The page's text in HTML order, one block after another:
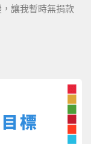
讓我暫時無捐款